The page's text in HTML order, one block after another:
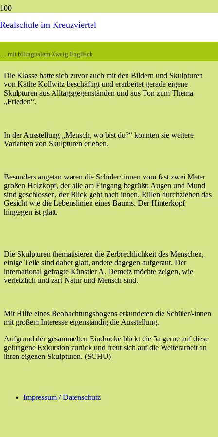
Realschule im Kreuzviertel
… mit bilingualem Zweig Englisch
Die Klasse 5abesuchtemit ihrer Klassenlehrerin Christiane Schulte-
Renneberg
die Skulpturenausstellung von Aron
Überwasserkirche.
Die Klasse hatte sich zuvorauch mit den Bildern und Skulpturen
von Käthe Kollwitz beschäftigt und erarbeitet gerade eigene
Skulpturen aus Alltagsgegenständen und aus Ton zum Thema
„Frieden“.
In der Ausstellung „Mensch, wo bist du?“ konnten sie weitere
Varianten von Skulpturen erleben.
Besonders angetan waren die Schüler/-innen vom fast zwei Meter
großen Holzkopf, der alle am Eingang begrüßt: Augen und Mund
sind geschlossen, der Blick geht nach innen. Rillen durchziehen das
Gesicht wie die Lebenslinien eines Baums. Der Hinterkopf
hingegen ist glatt.
Die Skulpturen thematisieren die Zerbrechlichkeit des Menschen,
einige Teile sind daher glatt, andere dagegen aufgeraut. Der
international gefragte Künstler A. Demetz möchte zeigen, wie
verletzlich und zart Natur und Mensch sind.
Mit Hilfe eines Beobachtungsbogens erkundeten die Schüler/-innen
mit großem Interesse eigenständig die Ausstellung.
Aufgrund der gesammelten Eindrücke blickt die 5a gerne auf diese
gelungene Exkursion zurück und freut sich auf die Weiterarbeit an
ihren eigenen Skulpturen. (SCHU)
Impressum / Datenschutz